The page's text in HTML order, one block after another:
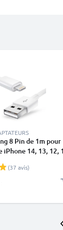
8 Pin de 1m pour
iPhone 14, 13, 12,
(37 avis)